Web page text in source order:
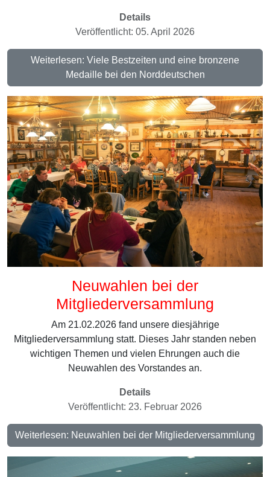
Details
Veröffentlicht: 05. April 2026
Weiterlesen: Viele Bestzeiten und eine bronzene
Medaille bei den Norddeutschen
Neuwahlen bei der
Mitgliederversammlung
Am 21.02.2026 fand unsere diesjährige
Mitgliederversammlung statt. Dieses Jahr standen neben
wichtigen Themen und vielen Ehrungen auch die
Neuwahlen des Vorstandes an.
Details
Veröffentlicht: 23. Februar 2026
Weiterlesen: Neuwahlen bei der Mitgliederversammlung